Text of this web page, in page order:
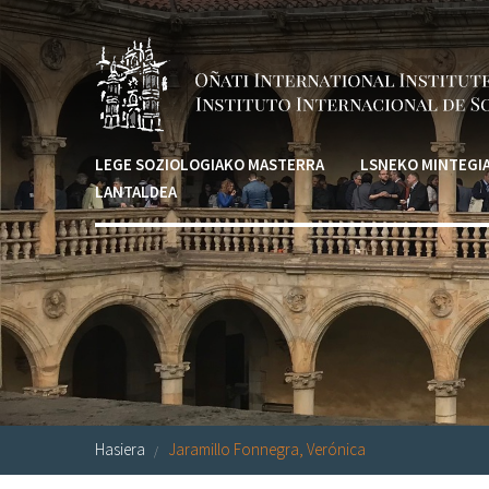
Skip to main content
LEGE SOZIOLOGIAKO MASTERRA LSNEKO
LANTALDEA
Hasiera Jaramillo Fonnegra, Verónica